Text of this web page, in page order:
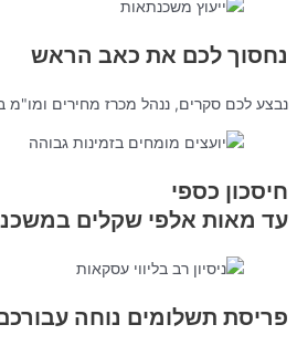
נחסוך לכם את כאב הראש
נבצע לכם סקרים, ננהל מכרז מחירים ומו"מ
חיסכון כספי
עד מאות אלפי שקלים
פריסת תשלומים נוחה